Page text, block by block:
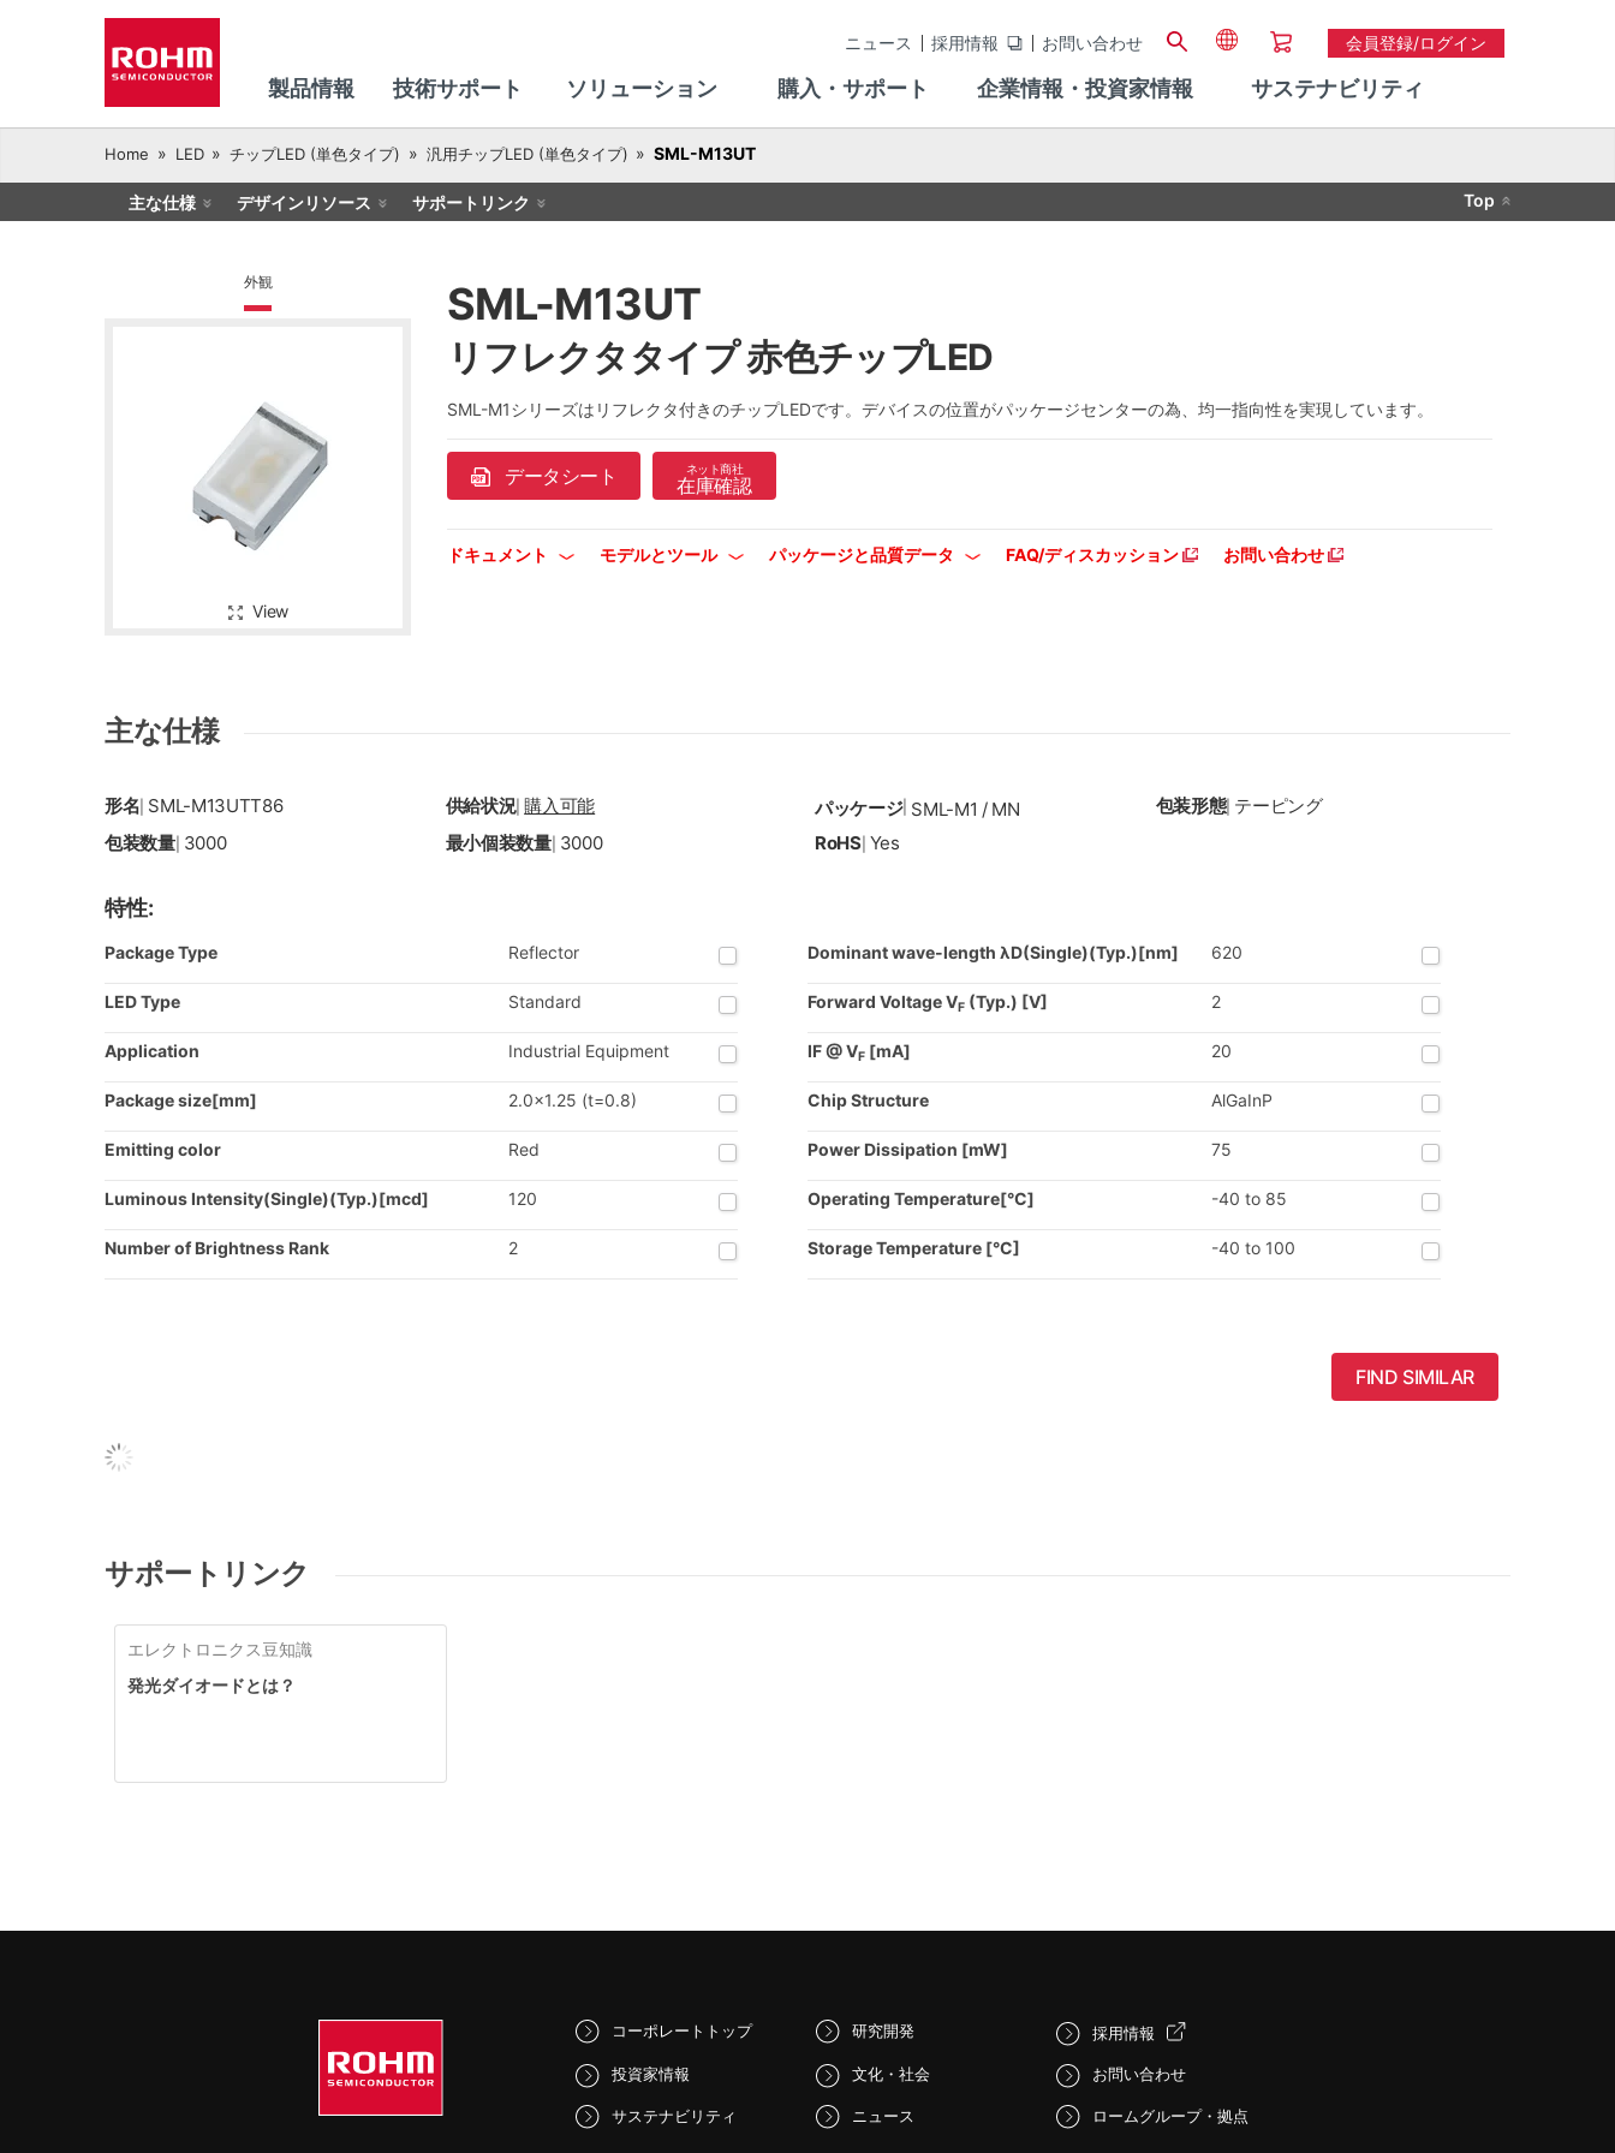
ニュース 採用情報 お問い合わせ 会員登録/ログイン
製品情報 技術サポート ソリューション 購入・サポート 企業情報・投資家情報 サステナビリティ
Home LED チップLED (単色タイプ) 汎用チップLED (単色タイプ) SML-M13UT
主な仕様 デザインリソース サポートリンク Top
外観
View
SML-M13UT
リフレクタタイプ 赤色チップLED
SML-M1シリーズはリフレクタ付きのチップLEDです。デバイスの位置がパッケージセンターの為、均一指向性を実現しています。
データシート ネット商社
在庫確認
ドキュメント モデルとツール パッケージと品質データ FAQ/ディスカッション お問い合わせ
主な仕様
形名 SML-M13UTT86 供給状況|購入可能 パッケージ| SML-M1 / MN 包装形態| テーピング
包装数量| 3000 最小個装数量| 3000 RoHS| Yes
特性:
Package Type Reflector
LED Type Standard
Application Industrial Equipment
Package size[mm] 2.0x1.25 (t=0.8)
Emitting color Red
Luminous Intensity(Single)(Typ.)[mcd] 120
Number of Brightness Rank 2
Dominant wave-length λD(Single)(Typ.)[nm] 620
Forward Voltage VF (Typ.) [V] 2
IF @ VF [mA] 20
Chip Structure AlGaInP
Power Dissipation [mW] 75
Operating Temperature[°C] -40 to 85
Storage Temperature [°C] -40 to 100
FIND SIMILAR
サポートリンク
エレクトロニクス豆知識
発光ダイオードとは？
コーポレートトップ
投資家情報
サステナビリティ
研究開発
文化・社会
ニュース
採用情報
お問い合わせ
ロームグループ・拠点